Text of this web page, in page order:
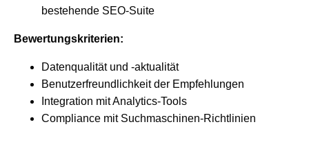
bestehende SEO-Suite
Bewertungskriterien:
Datenqualität und -aktualität
Benutzerfreundlichkeit der Empfehlungen
Integration mit Analytics-Tools
Compliance mit Suchmaschinen-Richtlinien